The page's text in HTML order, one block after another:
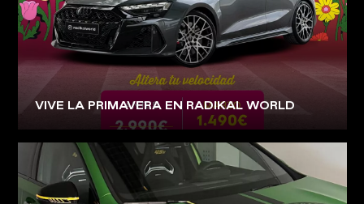
VIVE LA PRIMAVERA EN RADIKAL WORLD